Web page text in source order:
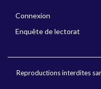
Connexion
Enquête de lectorat
Reproductions interdites